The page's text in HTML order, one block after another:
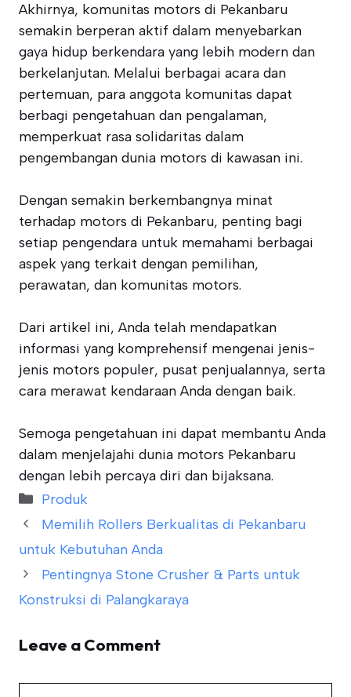
Akhirnya, komunitas motors di Pekanbaru
semakin berperan aktif dalam menyebarkan
gaya hidup berkendara yang lebih modern dan
berkelanjutan. Melalui berbagai acara dan
pertemuan, para anggota komunitas dapat
berbagi pengetahuan dan pengalaman,
memperkuat rasa solidaritas dalam
pengembangan dunia motors di kawasan ini.
Dengan semakin berkembangnya minat
terhadap motors di Pekanbaru, penting bagi
setiap pengendara untuk memahami berbagai
aspek yang terkait dengan pemilihan,
perawatan, dan komunitas motors.
Dari artikel ini, Anda telah mendapatkan
informasi yang komprehensif mengenai jenis-
jenis motors populer, pusat penjualannya, serta
cara merawat kendaraan Anda dengan baik.
Semoga pengetahuan ini dapat membantu Anda
dalam menjelajahi dunia motors Pekanbaru
dengan lebih percaya diri dan bijaksana.
Categories
Produk
Memilih Rollers Berkualitas di Pekanbaru
untuk Kebutuhan Anda
Pentingnya Stone Crusher & Parts untuk
Konstruksi di Palangkaraya
Leave a Comment